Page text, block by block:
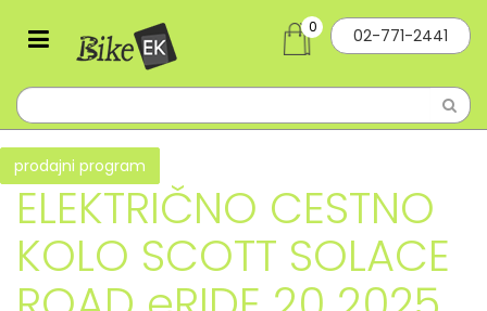
02-771-2441
0
prodajni program
ELEKTRIČNO CESTNO
KOLO SCOTT SOLACE